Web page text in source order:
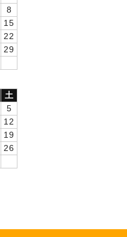
8
15
22
29
土
5
12
19
26